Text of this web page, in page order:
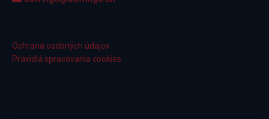
Ochrana osobných údajov
Pravidlá spracovania cookies